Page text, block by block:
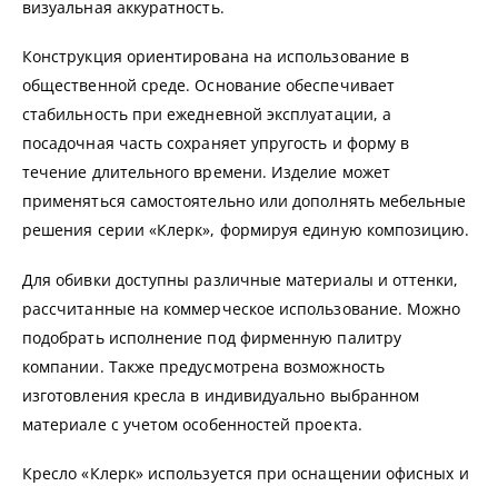
визуальная аккуратность.
Конструкция ориентирована на использование в
общественной среде. Основание обеспечивает
стабильность при ежедневной эксплуатации, а
посадочная часть сохраняет упругость и форму в
течение длительного времени. Изделие может
применяться самостоятельно или дополнять мебельные
решения серии «Клерк», формируя единую композицию.
Для обивки доступны различные материалы и оттенки,
рассчитанные на коммерческое использование. Можно
подобрать исполнение под фирменную палитру
компании. Также предусмотрена возможность
изготовления кресла в индивидуально выбранном
материале с учетом особенностей проекта.
Кресло «Клерк» используется при оснащении офисных и